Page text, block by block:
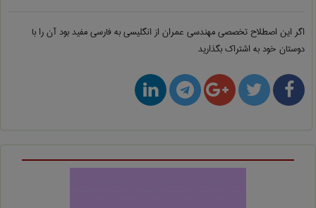
اگر این اصطلاح تخصصیمهندسی عمران از انگلیسی به فارسیمفید بود آن را با
دوستان خود به اشتراک بگذارید